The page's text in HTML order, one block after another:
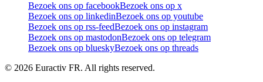
Bezoek ons op facebookBezoek ons op x
Bezoek ons op linkedinBezoek ons op youtube
Bezoek ons op rss-feedBezoek ons op instagram
Bezoek ons op mastodonBezoek ons op telegram
Bezoek ons op blueskyBezoek ons op threads
© 2026 Euractiv FR. All rights reserved.